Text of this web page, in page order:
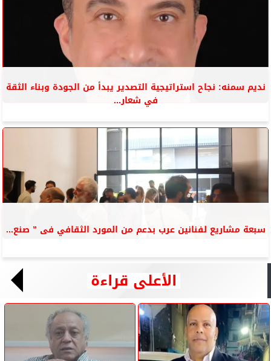
نديم سمنه: نجاح استراتيجية التصدير يبدأ من الجودة وبناء الثقة
في شعار...
سبعة مشاريع لفنانين عرب بدعم من المورد الثقافي فى ” صنع...
الأعلى قراءة